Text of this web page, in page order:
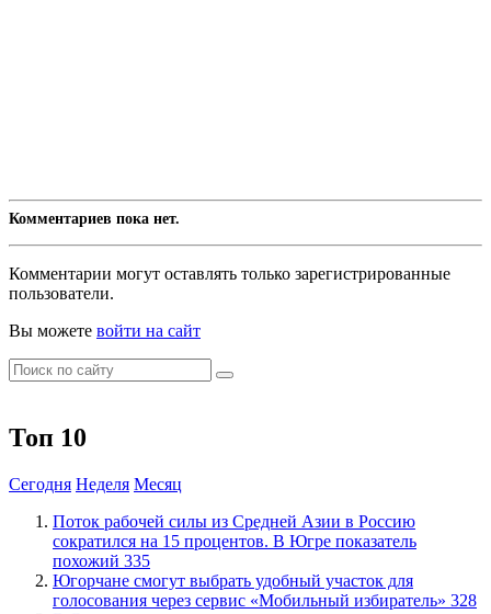
Комментариев пока нет.
Комментарии могут оставлять только зарегистрированные
пользователи.
Вы можете войти на сайт
Топ 10
Сегодня Неделя Месяц
Поток рабочей силы из Средней Азии в Россию
сократился на 15 процентов. В Югре показатель
похожий 335
Югорчане смогут выбрать удобный участок для
голосования через сервис «Мобильный избиратель» 328